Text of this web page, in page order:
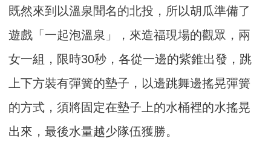
既然來到以溫泉聞名的北投，所以胡瓜準備了
遊戲「一起泡溫泉」，來造福現場的觀眾，兩
女一組，限時30秒，各從一邊的紫錐出發，跳
上下方裝有彈簧的墊子，以邊跳舞邊搖晃彈簧
的方式，須將固定在墊子上的水桶裡的水搖晃
出來，最後水量越少隊伍獲勝。